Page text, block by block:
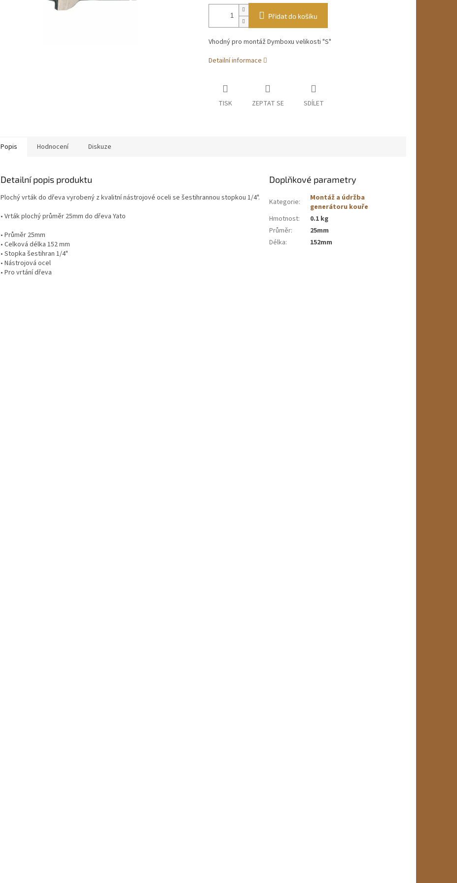
Přidat do košíku
Vhodný pro montáž Dymboxu velikosti "S"
Detailní informace
TISK ZEPTAT SE SDÍLET
Popis Hodnocení Diskuze
Detailní popis produktu
Plochý vrták do dřeva vyrobený z kvalitní nástrojové oceli se šestihrannou stopkou 1/4".
• Vrták plochý průměr 25mm do dřeva Yato
• Průměr 25mm
• Celková délka 152 mm
• Stopka šestihran 1/4"
• Nástrojová ocel
• Pro vrtání dřeva
Doplňkové parametry
Kategorie:
Montáž a údržba
generátoru kouře
Hmotnost:
0.1 kg
Průměr:
25mm
Délka: 152mm